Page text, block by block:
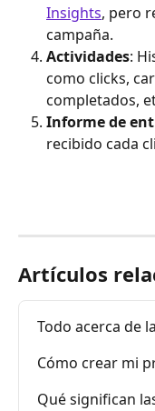
Insights, pero
campaña.
Actividades:
como clicks,
completados,
Informe de
recibido cada
Artículos
Todo acerca de
Cómo crear mi
Qué significan